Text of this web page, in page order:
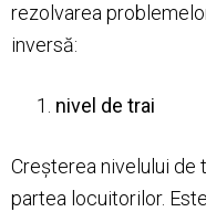
rezolvarea
inversă:
nivel de trai
Creșterea nivelului de
partea locuitorilor.